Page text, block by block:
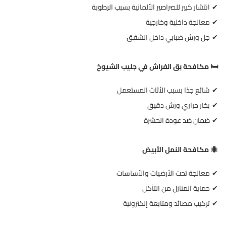
✔ انتشار كبير للصراصير الألمانية بسبب الرطوبة
✔ معالجة داخلية وخارجية
✔ جل ورش ضبابي داخل الشقق
🛏 مكافحة بق الفراش في جليب الشيوخ
✔ شائع جدًا بسبب الأثاث المستعمل
✔ بخار حراري ورش دقيق
✔ ضمان ضد عودة الحشرة
🐜 مكافحة النمل الأبيض
✔ معالجة تحت الأرضيات والأساسات
✔ حماية المنازل من التآكل
✔ تركيب مصائد ومتابعة إلكترونية